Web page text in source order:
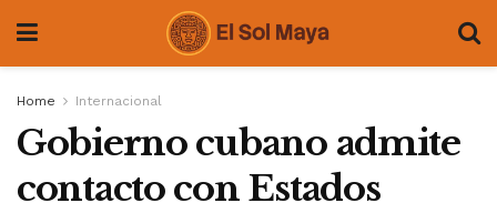
Home Internacional
Gobierno cubano admite
contacto con Estados